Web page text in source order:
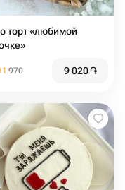
торт «любимой
970 9 020֏